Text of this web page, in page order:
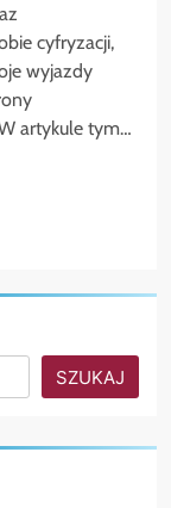
cyfryzacji,
wyjazdy
artykule tym…
SZUKAJ